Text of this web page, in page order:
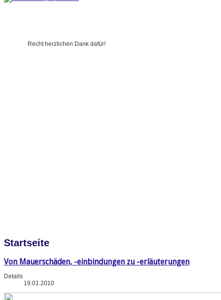
Recht herzlichen Dank dafür!
Startseite
Von Mauerschäden, -einbindungen zu -erläuterungen
Details
19.01.2010